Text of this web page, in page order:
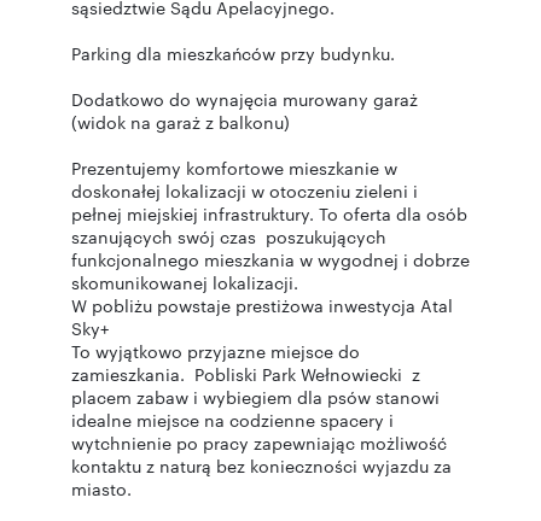
sąsiedztwie Sądu Apelacyjnego.
Parking dla mieszkańców przy budynku.
Dodatkowo do wynajęcia murowany garaż
(widok na garaż z balkonu)
Prezentujemy komfortowe mieszkanie w
doskonałej lokalizacji w otoczeniu zieleni i
pełnej miejskiej infrastruktury. To oferta dla osób
szanujących swój czas poszukujących
funkcjonalnego mieszkania w wygodnej i dobrze
skomunikowanej lokalizacji.
W pobliżu powstaje prestiżowa inwestycja Atal
Sky+
To wyjątkowo przyjazne miejsce do
zamieszkania. Pobliski Park Wełnowiecki z
placem zabaw i wybiegiem dla psów stanowi
idealne miejsce na codzienne spacery i
wytchnienie po pracy zapewniając możliwość
kontaktu z naturą bez konieczności wyjazdu za
miasto.